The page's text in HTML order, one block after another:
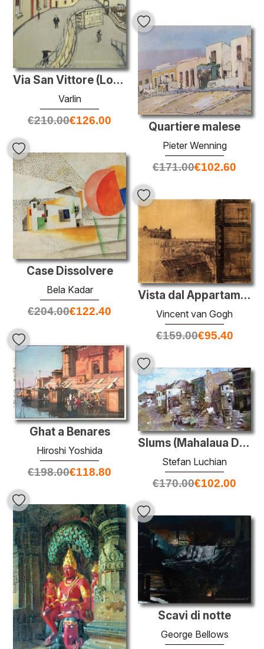
Via San Vittore (Locarno)
Varlin
€210.00€126.00 Quartiere malese
Pieter Wenning
€171.00€102.60
Case Dissolvere
Bela Kadar
€204.00€122.40
Vista dal Appartamento nel rue Lepic
Vincent van Gogh
€159.00€95.40
Ghat a Benares
Hiroshi Yoshida
€198.00€118.80
Slums (Mahalaua Dracului)
Stefan Luchian
€170.00€102.00
Scavi di notte
George Bellows